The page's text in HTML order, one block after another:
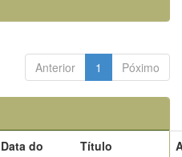
Anterior 1 Póximo
Data do
Título